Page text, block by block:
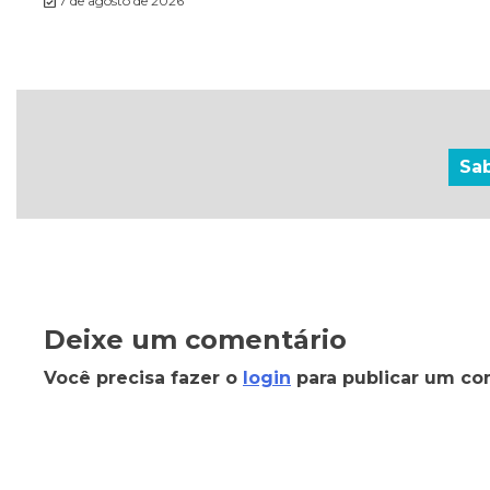
Deixe um comentário
Você precisa fazer o login para publicar um